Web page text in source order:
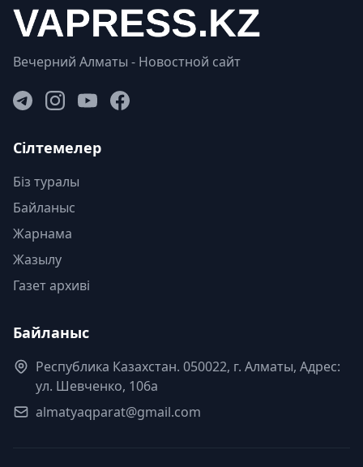
Вечерний Алматы - Новостной сайт
Сілтемелер
Біз туралы
Байланыс
Жарнама
Жазылу
Газет архиві
Байланыс
Республика Казахстан. 050022, г. Алматы, Адрес:
ул. Шевченко, 106а
almatyaqparat@gmail.com